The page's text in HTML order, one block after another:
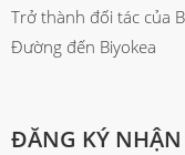
Trở thành đối tác của
Đường đến Biyokea
ĐĂNG KÝ NHẬN